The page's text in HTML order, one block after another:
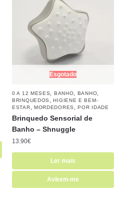
Esgotado
0 A 12 MESES BANHO BANHO
BRINQUEDOS ,HIGIENE E BEM-
ESTAR
MORDEDORES ,POR IDADE
Brinquedo Sensorial de
Banho – Shnuggle
13.90€
Ler mais
Avisem-me